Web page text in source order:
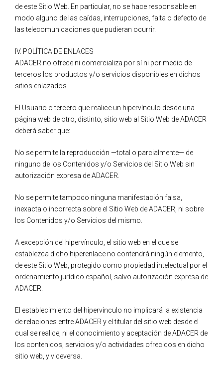
de este Sitio Web. En particular, no se hace responsable en
modo alguno de las caídas, interrupciones, falta o defecto de
las telecomunicaciones que pudieran ocurrir.
IV. POLÍTICA DE ENLACES
ADACER no ofrece ni comercializa por sí ni por medio de
terceros los productos y/o servicios disponibles en dichos
sitios enlazados.
El Usuario o tercero que realice un hipervínculo desde una
página web de otro, distinto, sitio web al Sitio Web de ADACER
deberá saber que:
No se permite la reproducción —total o parcialmente— de
ninguno de los Contenidos y/o Servicios del Sitio Web sin
autorización expresa de ADACER.
No se permite tampoco ninguna manifestación falsa,
inexacta o incorrecta sobre el Sitio Web de ADACER, ni sobre
los Contenidos y/o Servicios del mismo.
A excepción del hipervínculo, el sitio web en el que se
establezca dicho hiperenlace no contendrá ningún elemento,
de este Sitio Web, protegido como propiedad intelectual por el
ordenamiento jurídico español, salvo autorización expresa de
ADACER.
El establecimiento del hipervínculo no implicará la existencia
de relaciones entre ADACER y el titular del sitio web desde el
cual se realice, ni el conocimiento y aceptación de ADACER de
los contenidos, servicios y/o actividades ofrecidos en dicho
sitio web, y viceversa.